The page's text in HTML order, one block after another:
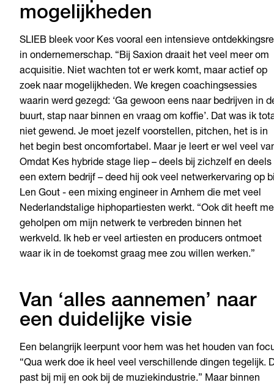
mogelijkheden
SLIEB bleek voor Kes vooral een intensieve
in ondernemerschap. “Bij Saxion draait het veel meer om
acquisitie. Niet wachten tot er werk komt, maar actief op
zoek naar mogelijkheden. We kregen coachingsessies
waarin werd gezegd: ‘Ga gewoon eens naar bedrijven in
buurt, stap naar binnen en vraag om koffie’. Dat was ik
niet gewend. Je moet jezelf voorstellen, pitchen, het is in
het begin best oncomfortabel. Maar je leert er wel veel
Omdat Kes hybride stage liep – deels bij zichzelf en deels
een extern bedrijf – deed hij ook veel netwerkervaring op
Len Gout - een mixing engineer in Arnhem die met veel
Nederlandstalige hiphopartiesten werkt. “Ook dit heeft me
geholpen om mijn netwerk te verbreden binnen het
werkveld. Ik heb er veel artiesten en producers ontmoet
waar ik in de toekomst graag mee zou willen werken.”
Van ‘alles aannemen’ naar
een duidelijke visie
Een belangrijk leerpunt voor hem was het houden van
“Qua werk doe ik heel veel verschillende dingen tegelijk.
past bij mij en ook bij de muziekindustrie.” Maar binnen